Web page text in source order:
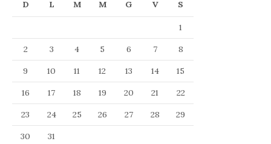
D L M M G V S
1
2
3 4 5 6 7
8
9
10 11 12 13 14
15
16
17 18 19 20 21
22
23
24 25 26 27 28
29
30
31